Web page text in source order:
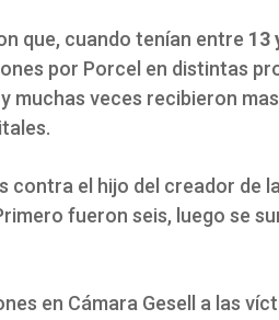
que, cuando tenían entre 13
por Porcel en distintas
muchas veces recibieron
contra el hijo del creador de
fueron seis, luego se
en Cámara Gesell a las